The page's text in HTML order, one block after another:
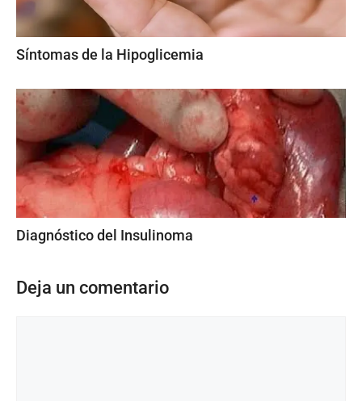
Síntomas de la Hipoglicemia
Diagnóstico del Insulinoma
Deja un comentario